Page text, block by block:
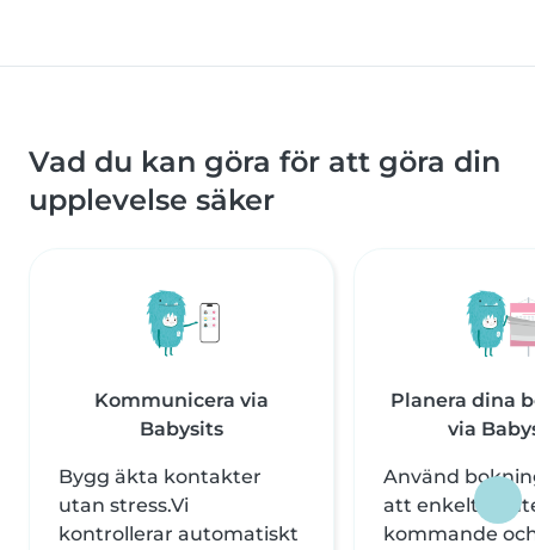
Vad du kan göra för att göra din
upplevelse säker
Kommunicera via
Babysits
Bygg äkta kontakter
utan stress.Vi
kontrollerar automatiskt
Planera dina
via
Använd
att enkelt
kommande